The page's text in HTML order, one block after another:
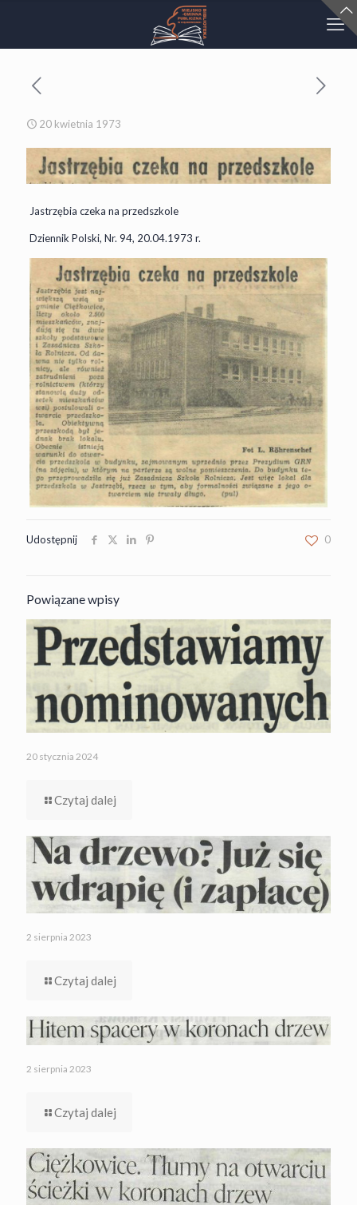
20 kwietnia 1973
Jastrzębia czeka na przedszkole
Dziennik Polski, Nr. 94, 20.04.1973 r.
Udostępnij 0
Powiązane wpisy
20 stycznia 2024
Czytaj dalej
2 sierpnia 2023
Czytaj dalej
2 sierpnia 2023
Czytaj dalej